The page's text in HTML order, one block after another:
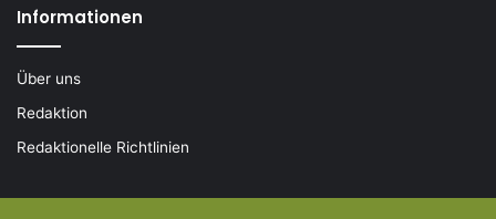
Informationen
Über uns
Redaktion
Redaktionelle Richtlinien